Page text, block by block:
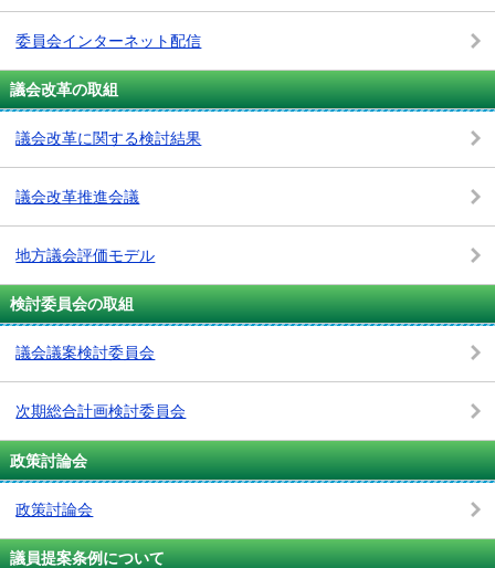
委員会インターネット配信
議会改革の取組
議会改革に関する検討結果
議会改革推進会議
地方議会評価モデル
検討委員会の取組
議会議案検討委員会
次期総合計画検討委員会
政策討論会
政策討論会
議員提案条例について